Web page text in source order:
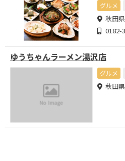
グルメ
秋田
0182-
ゆうちゃんラーメン湯沢店
グルメ
秋田